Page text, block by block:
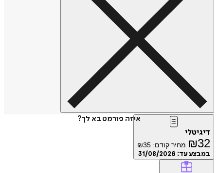
איזה פורמט בא לך?
דיגיטלי
₪32 מחיר קודם: ₪35
במבצע עד: 31/08/2026